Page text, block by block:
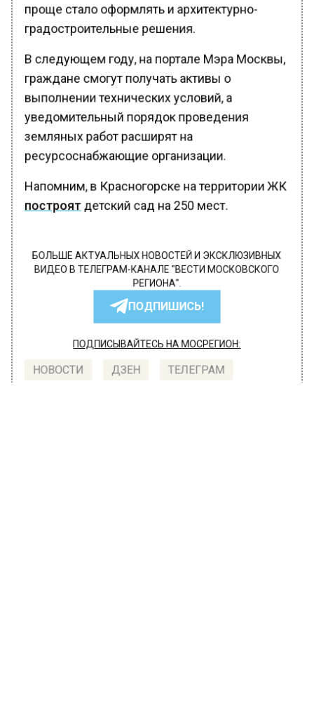
проще стало оформлять и архитектурно-
градостроительные решения.
В следующем году, на портале Мэра Москвы,
граждане смогут получать активы о
выполнении технических условий, а
уведомительный порядок проведения
земляных работ расширят на
ресурсоснабжающие организации.
Напомним, в Красногорске на территории ЖК
построятдетский сад на 250 мест.
БОЛЬШЕ АКТУАЛЬНЫХ НОВОСТЕЙ И ЭКСКЛЮЗИВНЫХ
ВИДЕО В ТЕЛЕГРАМ-КАНАЛЕ "ВЕСТИ МОСКОВСКОГО
РЕГИОНА".
ПОДПИШИСЬ!
ПОДПИСЫВАЙТЕСЬ НА МОСРЕГИОН:
НОВОСТИ ДЗЕН ТЕЛЕГРАМ